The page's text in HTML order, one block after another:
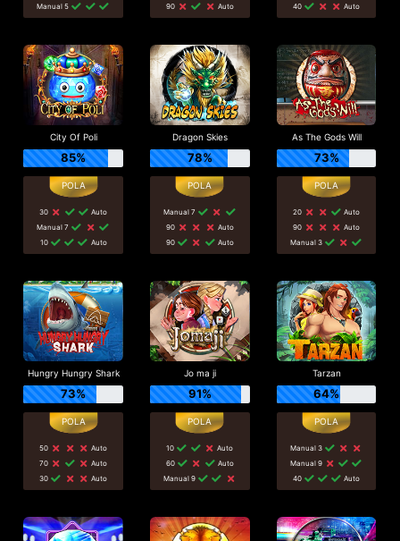
Manual 5
90
Auto
40
Auto
City Of Poli
85%
30
Auto
Manual 7
10
Auto
Dragon Skies
78%
Manual 7
90
Auto
90
Auto
As The Gods Will
73%
20
Auto
90
Auto
Manual 3
Hungry Hungry Shark
73%
50
Auto
70
Auto
30
Auto
Jo ma ji
91%
10
Auto
60
Auto
Manual 9
Tarzan
64%
Manual 3
Manual 9
40
Auto